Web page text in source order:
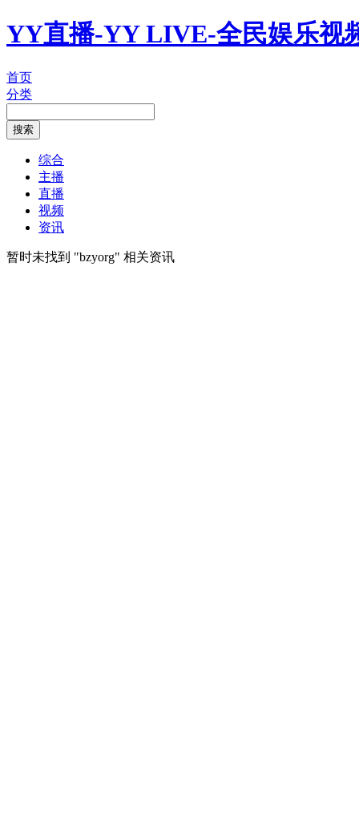
YY直播-YY LIVE-全民娱乐视
首页
分类
综合
主播
直播
视频
资讯
暂时未找到 "bzyorg" 相关资讯